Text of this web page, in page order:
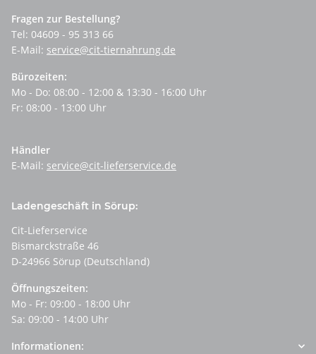
Fragen zur Bestellung?
Tel: 04609 - 95 313 66
E-Mail: service@cit-tiernahrung.de
Bürozeiten:
Mo - Do: 08:00 - 12:00 & 13:30 - 16:00 Uhr
Fr: 08:00 - 13:00 Uhr
Händler
E-Mail: service@cit-lieferservice.de
Ladengeschäft in Sörup:
Cit-Lieferservice
Bismarckstraße 46
D-24966 Sörup (Deutschland)
Öffnungszeiten:
Mo - Fr: 09:00 - 18:00 Uhr
Sa: 09:00 - 14:00 Uhr
Informationen: